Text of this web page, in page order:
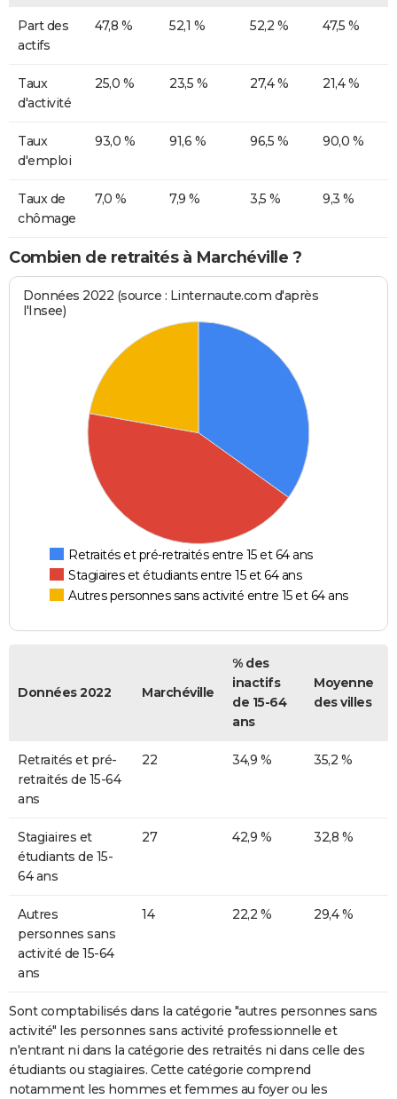
Part des
actifs
47,8 % 52,1 % 52,2 % 47,5 %
Taux
d'activité
25,0 % 23,5 % 27,4 % 21,4 %
Taux
d'emploi
93,0 % 91,6 % 96,5 % 90,0 %
Taux de
chômage
7,0 % 7,9 % 3,5 % 9,3 %
Combien de retraités à Marchéville ?
Données 2022 (source : Linternaute.com d'après
l'Insee)
Retraités et pré-retraités entre 15 et 64 ans
Stagiaires et étudiants entre 15 et 64 ans
Autres personnes sans activité entre 15 et 64 ans
Données 2022 Marchéville
% des
inactifs
de 15-64
ans
Moyenne
des villes
Retraités et pré-
retraités de 15-64
ans
22 34,9 % 35,2 %
Stagiaires et
étudiants de 15-
64 ans
27 42,9 % 32,8 %
Autres
personnes sans
activité de 15-64
ans
14 22,2 % 29,4 %
Sont comptabilisés dans la catégorie "autres personnes sans
activité" les personnes sans activité professionnelle et
n'entrant ni dans la catégorie des retraités ni dans celle des
étudiants ou stagiaires. Cette catégorie comprend
notamment les hommes et femmes au foyer ou les